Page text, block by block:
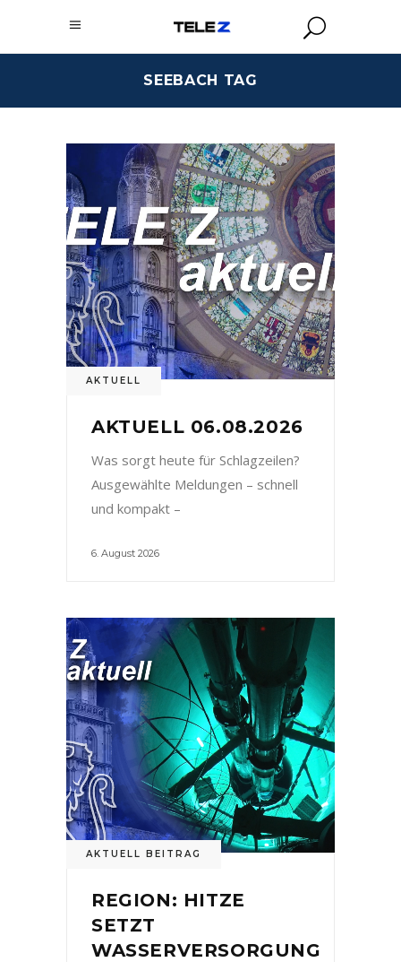
SEEBACH TAG
AKTUELL
AKTUELL 06.08.2026
Was sorgt heute für Schlagzeilen?
Ausgewählte Meldungen – schnell
und kompakt –
6. August 2026
AKTUELL BEITRAG
REGION: HITZE
SETZT
WASSERVERSORGUNG